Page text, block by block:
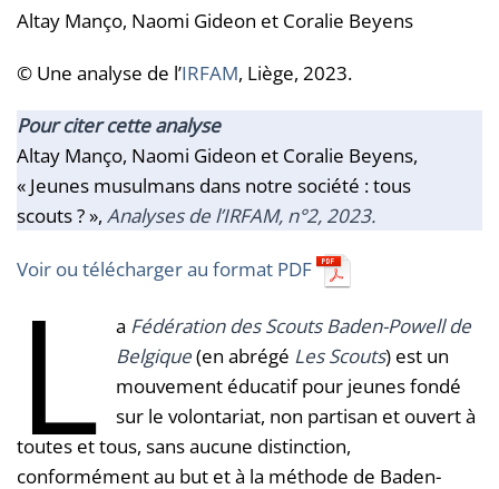
Altay Manço, Naomi Gideon et Coralie Beyens
© Une analyse de l’IRFAM, Liège, 2023.
Pour citer cette analyse
Altay Manço, Naomi Gideon et Coralie Beyens,
« Jeunes musulmans dans notre société : tous
scouts ? », Analyses de l’IRFAM, n°2, 2023.
Voir ou télécharger au format PDF
L a Fédération des Scouts Baden-Powell de
Belgique(en abrégé Les Scouts) est un
mouvement éducatif pour jeunes fondé
sur le volontariat, non partisan et ouvert à
toutes et tous, sans aucune distinction,
conformément au but et à la méthode de Baden-